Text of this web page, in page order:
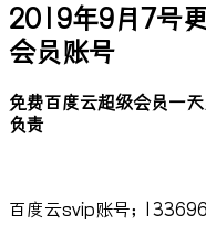
2019年9月7号
会员账号
免费百度云超级会员一
负责
百度云svip账号；